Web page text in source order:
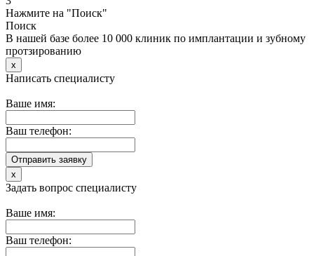
Нажмите на "Поиск"
Поиск
В нашей базе более 10 000 клиник по имплантации и зубному
протзированию
x
Написать специалисту
Ваше имя:
Ваш телефон:
x
Задать вопрос специалисту
Ваше имя:
Ваш телефон: